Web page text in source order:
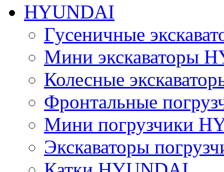
HYUNDAI
Гусеничные
Мини экскаваторы
Колесные
Фронтальные
Мини погрузчики
Экскаваторы